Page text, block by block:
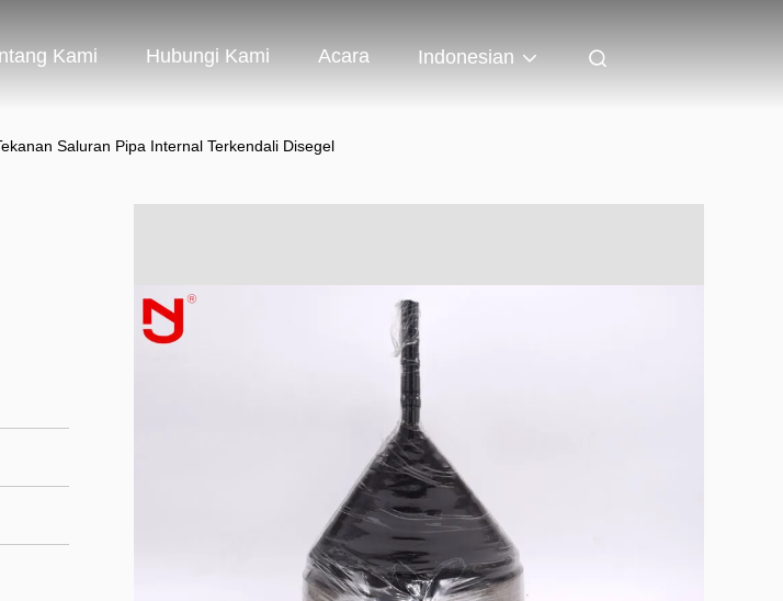
Kami Hubungi Kami Acara Indonesian
Saluran Pipa Internal Terkendali Disegel